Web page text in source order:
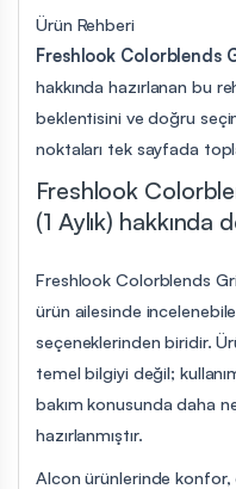
Ürün Rehberi
Freshlook Colorblends
hakkında hazırlanan bu
beklentisini ve doğru
noktaları tek sayfada
Freshlook
(1 Aylık) hakkında
Freshlook Colorblends
ürün ailesinde
seçeneklerinden biridir.
temel bilgiyi değil;
bakım konusunda daha
hazırlanmıştır.
Alcon ürünlerinde konfor,